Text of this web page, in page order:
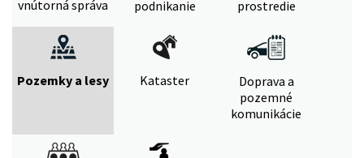
vnútorná správa
podnikanie
prostredie
Pozemky a lesy Kataster
Doprava a
pozemné
komunikácie